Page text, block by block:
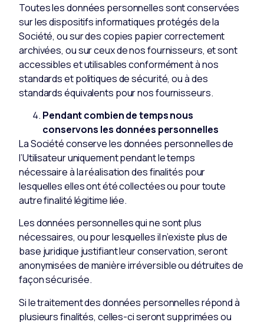
Toutes les données personnelles sont conservées
sur les dispositifs informatiques protégés de la
Société, ou sur des copies papier correctement
archivées, ou sur ceux de nos fournisseurs, et sont
accessibles et utilisables conformément à nos
standards et politiques de sécurité, ou à des
standards équivalents pour nos fournisseurs.
Pendant combien de temps nous
conservons les données personnelles
La Société conserve les données personnelles de
l’Utilisateur uniquement pendant le temps
nécessaire à la réalisation des finalités pour
lesquelles elles ont été collectées ou pour toute
autre finalité légitime liée.
Les données personnelles qui ne sont plus
nécessaires, ou pour lesquelles il n’existe plus de
base juridique justifiant leur conservation, seront
anonymisées de manière irréversible ou détruites de
façon sécurisée.
Si le traitement des données personnelles répond à
plusieurs finalités, celles-ci seront supprimées ou